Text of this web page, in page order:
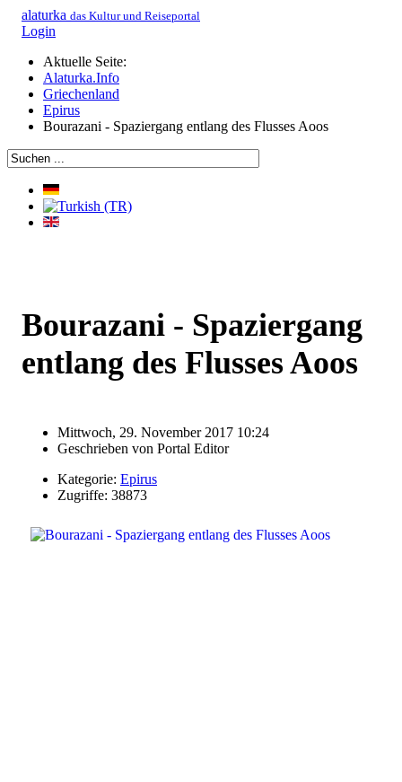
alaturka das Kultur und Reiseportal
Login
Aktuelle Seite:
Alaturka.Info
Griechenland
Epirus
Bourazani - Spaziergang entlang des Flusses Aoos
Bourazani - Spaziergang
entlang des Flusses Aoos
Mittwoch, 29. November 2017 10:24
Geschrieben von Portal Editor
Kategorie: Epirus
Zugriffe: 38873